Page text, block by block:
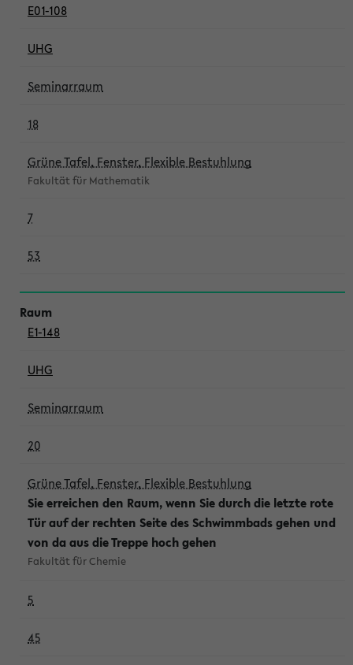
E01-108
UHG
Seminarraum
18
Grüne Tafel, Fenster, Flexible Bestuhlung
Fakultät für Mathematik
7
53
E1-148
UHG
Seminarraum
20
Grüne Tafel, Fenster, Flexible Bestuhlung
Sie erreichen den Raum, wenn Sie durch die letzte rote
Tür auf der rechten Seite des Schwimmbads gehen und
von da aus die Treppe hoch gehen
Fakultät für Chemie
5
45